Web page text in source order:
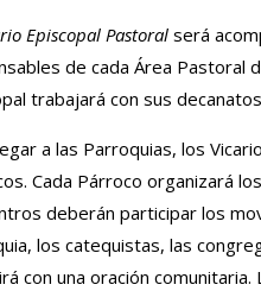
Episcopal Pastoral será
de cada Área Pastoral
trabajará con sus
a las Parroquias, los
Cada Párroco organizará
deberán participar los
los catequistas, las
con una oración